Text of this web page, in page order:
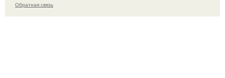
Обратная связь